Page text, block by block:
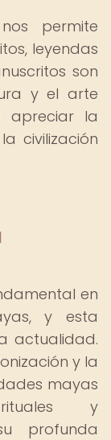
permite
leyendas
son
y el arte
apreciar la
civilización
en
y esta
actualidad.
y la
mayas
y
profunda